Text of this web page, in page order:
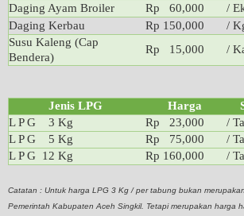
Daging Ayam Broiler
Rp 60,000
/
Daging Kerbau
Rp 150,000
/
Susu Kaleng (Cap
Bendera)
Rp 15,000 /
Jenis LPG Harga
L P G 3 Kg
Rp 23,000
/
L P G 5 Kg
Rp 75,000
/
L P G 12 Kg
Rp 160,000 /
Catatan : Untuk harga LPG 3 Kg / per tabung bukan
Pemerintah Kabupaten Aceh Singkil. Tetapi merupakan harga